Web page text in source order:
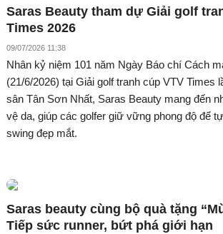
Saras Beauty tham dự Giải golf
Times 2026
09/07/2026 11:38
Nhân kỷ niệm 101 năm Ngày Báo chí Cách
(21/6/2026) tại Giải golf tranh cúp VTV Times
sân Tân Sơn Nhất, Saras Beauty mang đến
vệ da, giúp các golfer giữ vững phong độ để
swing đẹp mắt.
Saras beauty cùng bộ quà tặng
Tiếp sức runner, bứt phá giới hạn